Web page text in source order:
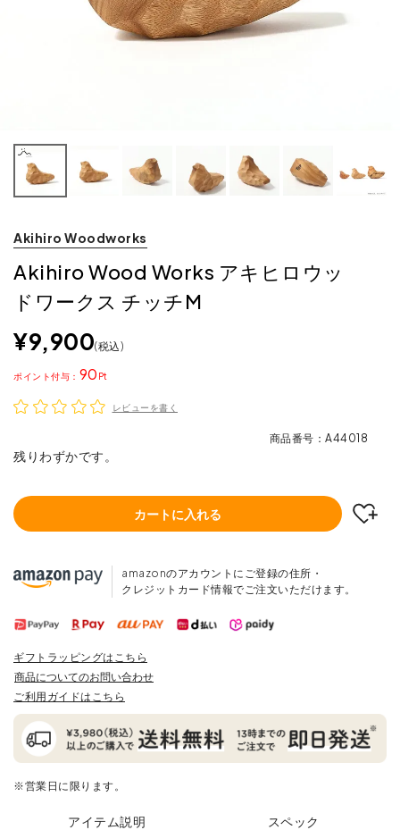
Akihiro Woodworks
Akihiro Wood Works アキヒロウッ
ドワークス チッチM
¥9,900 税込
90
ポイント
レビューを書く
商品番号 A44018
残りわずかです。
カートに入れる
amazonのアカウントにご登録の住所・
クレジットカード情報でご注文いただけます。
ギフトラッピングはこちら
商品についてのお問い合わせ
ご利用ガイドはこちら
※営業日に限ります。
アイテム説明 スペック